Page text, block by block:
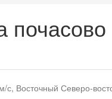
почасово
с, Восточный Северо-